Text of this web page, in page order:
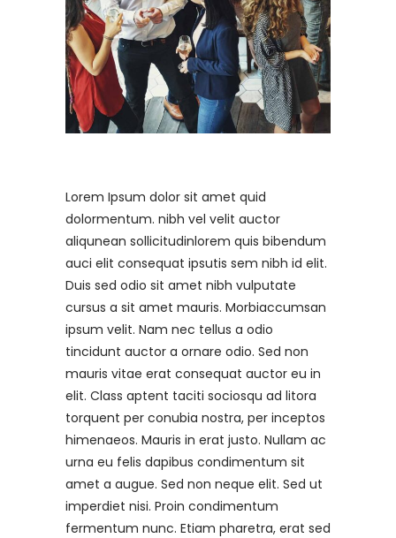
Lorem Ipsum dolor sit amet quid
dolormentum. nibh vel velit auctor
aliqunean sollicitudinlorem quis bibendum
auci elit consequat ipsutis sem nibh id elit.
Duis sed odio sit amet nibh vulputate
cursus a sit amet mauris. Morbiaccumsan
ipsum velit. Nam nec tellus a odio
tincidunt auctor a ornare odio. Sed non
mauris vitae erat consequat auctor eu in
elit. Class aptent taciti sociosqu ad litora
torquent per conubia nostra, per inceptos
himenaeos. Mauris in erat justo. Nullam ac
urna eu felis dapibus condimentum sit
amet a augue. Sed non neque elit. Sed ut
imperdiet nisi. Proin condimentum
fermentum nunc. Etiam pharetra, erat sed